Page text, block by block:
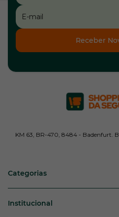
Receber
KM 63, BR-470, 8484 - Badenfurt.
Categorias
Institucional